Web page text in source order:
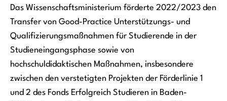
Das Wissenschaftsministerium förderte 2022/2023 den
Transfer von Good-Practice Unterstützungs- und
Qualifizierungsmaßnahmen für Studierende in der
Studieneingangsphase sowie von
hochschuldidaktischen Maßnahmen, insbesondere
zwischen den verstetigten Projekten der Förderlinie 1
und 2 des Fonds Erfolgreich Studieren in Baden-